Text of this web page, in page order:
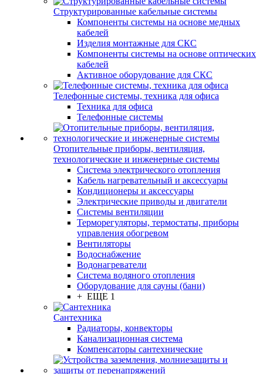
Структурированные кабельные системы
Компоненты системы на основе медных
кабелей
Изделия монтажные для СКС
Компоненты системы на основе оптических
кабелей
Активное оборудование для СКС
Телефонные системы, техника для офиса
Техника для офиса
Телефонные системы
Отопительные приборы, вентиляция,
технологические и инженерные системы
Система электрического отопления
Кабель нагревательный и аксессуары
Кондиционеры и аксессуары
Электрические приводы и двигатели
Системы вентиляции
Терморегуляторы, термостаты, приборы
управления обогревом
Вентиляторы
Водоснабжение
Водонагреватели
Система водяного отопления
Оборудование для сауны (бани)
+ ЕЩЕ 1
Сантехника
Радиаторы, конвекторы
Канализационная система
Компенсаторы сантехнические